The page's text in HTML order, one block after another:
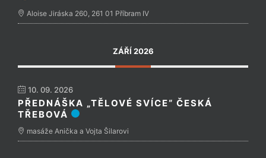
Aloise Jiráska 260, 261 01 Příbram IV
ZÁŘÍ 2026
10. 09. 2026
PŘEDNÁŠKA „TĚLOVÉ SVÍCE“ ČESKÁ
TŘEBOVÁ
masáže Anička a Vojta Šilarovi